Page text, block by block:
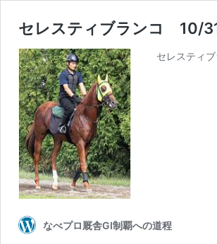
セレスティブランコ 10/
セレスティ
なべプロ厩舎GⅠ制覇への道程